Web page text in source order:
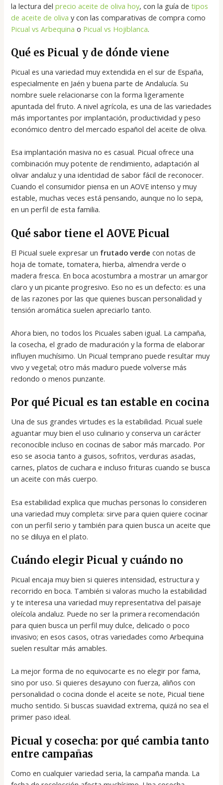
la lectura delprecio aceite de oliva hoy, con la guía detipos
de aceite de oliva y con las comparativas de compra como
Picual vs Arbequina o Picual vs Hojiblanca.
Qué es Picual y de dónde viene
Picual es una variedad muy extendida en el sur de España,
especialmente en Jaén y buena parte de Andalucía. Su
nombre suele relacionarse con la forma ligeramente
apuntada del fruto. A nivel agrícola, es una de las variedades
más importantes por implantación, productividad y peso
económico dentro del mercado español del aceite de oliva.
Esa implantación masiva no es casual. Picual ofrece una
combinación muy potente de rendimiento, adaptación al
olivar andaluz y una identidad de sabor fácil de reconocer.
Cuando el consumidor piensa en un AOVE intenso y muy
estable, muchas veces está pensando, aunque no lo sepa,
en un perfil de esta familia.
Qué sabor tiene el AOVE Picual
El Picual suele expresar un frutado verde con notas de
hoja de tomate, tomatera, hierba, almendra verde o
madera fresca. En boca acostumbra a mostrar un amargor
claro y un picante progresivo. Eso no es un defecto: es una
de las razones por las que quienes buscan personalidad y
tensión aromática suelen apreciarlo tanto.
Ahora bien, no todos los Picuales saben igual. La campaña,
la cosecha, el grado de maduración y la forma de elaborar
influyen muchísimo. Un Picual temprano puede resultar muy
vivo y vegetal; otro más maduro puede volverse más
redondo o menos punzante.
Por qué Picual es tan estable en cocina
Una de sus grandes virtudes es la estabilidad. Picual suele
aguantar muy bien el uso culinario y conserva un carácter
reconocible incluso en cocinas de sabor más marcado. Por
eso se asocia tanto a guisos, sofritos, verduras asadas,
carnes, platos de cuchara e incluso frituras cuando se busca
un aceite con más cuerpo.
Esa estabilidad explica que muchas personas lo consideren
una variedad muy completa: sirve para quien quiere cocinar
con un perfil serio y también para quien busca un aceite que
no se diluya en el plato.
Cuándo elegir Picual y cuándo no
Picual encaja muy bien si quieres intensidad, estructura y
recorrido en boca. También si valoras mucho la estabilidad
y te interesa una variedad muy representativa del paisaje
oleícola andaluz. Puede no ser la primera recomendación
para quien busca un perfil muy dulce, delicado o poco
invasivo; en esos casos, otras variedades como Arbequina
suelen resultar más amables.
La mejor forma de no equivocarte es no elegir por fama,
sino por uso. Si quieres desayuno con fuerza, aliños con
personalidad o cocina donde el aceite se note, Picual tiene
mucho sentido. Si buscas suavidad extrema, quizá no sea el
primer paso ideal.
Picual y cosecha: por qué cambia tanto
entre campañas
Como en cualquier variedad seria, la campaña manda. La